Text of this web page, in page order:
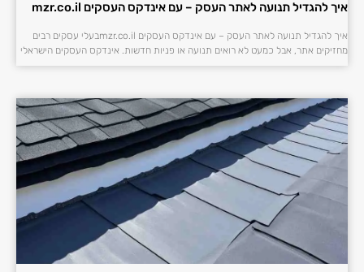
איך להגדיל תנועה לאתר העסק – עם אינדקס העסקים mzr.co.il
איך להגדיל תנועה לאתר העסק – עם אינדקס העסקים mzr.co.ilבעלי עסקים רבים
מחזיקים אתר, אבל כמעט לא רואים תנועה או פניות חדשות. אינדקס העסקים הישראלי